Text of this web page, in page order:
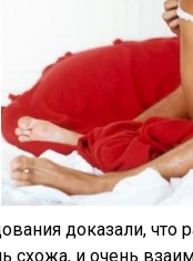
доказали, что
схожа, и очень